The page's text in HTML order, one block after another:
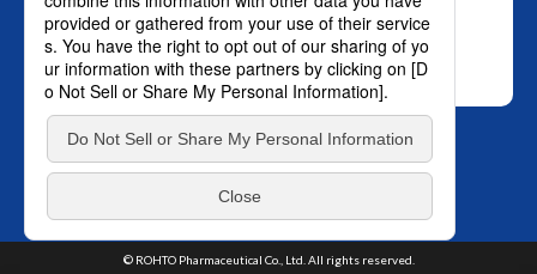
月～土：9時～21時 日祝：9時～18時
（年末年始を除く）
おかけ間違いのないようご注意ください。
SNS オフィシャルアカウント
© ROHTO Pharmaceutical Co., Ltd. All rights reserved.
シーポリシーはこちら。